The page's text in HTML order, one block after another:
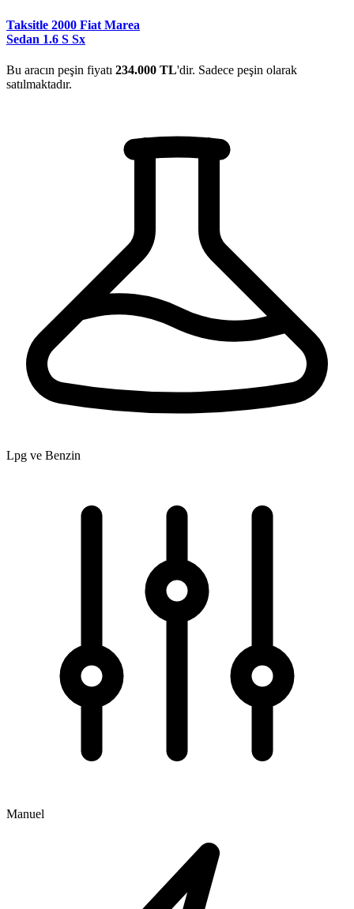
Taksitle 2000 Fiat Marea
Sedan 1.6 S Sx
Bu aracın peşin fiyatı 234.000 TL'dir. Sadece peşin olarak
satılmaktadır.
Lpg ve Benzin
Manuel